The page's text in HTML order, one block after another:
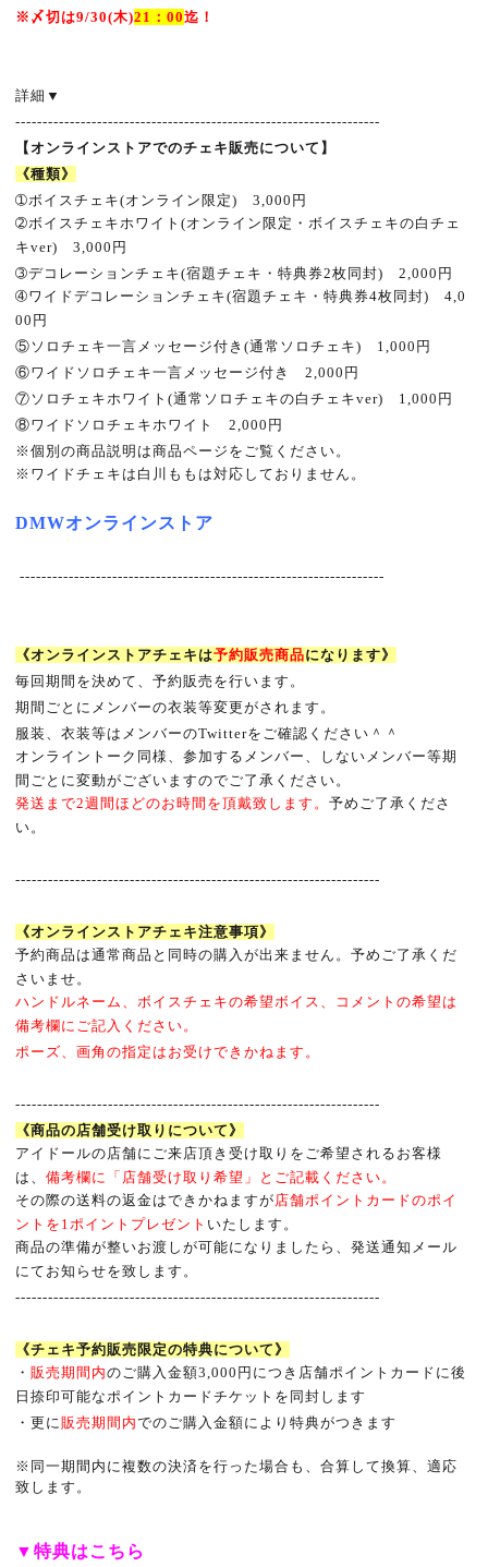
※ 〆切は9/30(木)21 ：00迄！
詳細 ▼
-------------------------------------------------------------------
【オンラインストアでのチェキ販売について】
《種類》
➀ボイスチェキ(オンライン限定) 3,000 円
➁ボイスチェキホワイト(オンライン限定・ボイスチェキの白チェ
キver) 3,000 円
➂デコレーションチェキ(宿題チェキ・特典券2枚同封) 2,000 円
➃ワイドデコレーションチェキ(宿題チェキ・特典券4枚同封)
4,0
00 円
⑤ ソロチェキ一言メッセージ付き(通常ソロチェキ) 1,000 円
⑥ワイドソロチェキ一言メッセージ付き2,000 円
⑦ ソロチェキホワイト(通常ソロチェキの白チェキver) 1,000 円
⑧ワイドソロチェキホワイト2,000 円
※個別の商品説明は商品ページをご覧ください。
※ ワイドチェキは白川ももは対応しておりません。
DMWオンラインストア
-------------------------------------------------------------------
《オンラインストアチェキは予約販売商品になります》
毎回期間を決めて、予約販売を行います。
期間ごとにメンバーの衣装等変更がされます。
服装、衣装等はメンバーのTwitterをご確認ください＾＾
オンライントーク同様、参加するメンバー、しないメンバー等期
間ごとに変動がございますのでご了承ください。
発送まで2週間ほどのお時間を頂戴致します。予めご了承くださ
い。
-------------------------------------------------------------------
《オンラインストアチェキ注意事項》
予約商品は通常商品と同時の購入が出来ません。予めご了承くだ
さいませ。
ハンドルネーム、ボイスチェキの希望ボイス、コメントの希望は
備考欄にご記入ください。
ポーズ、画角の指定はお受けできかねます。
-------------------------------------------------------------------
《商品の店舗受け取りについて》
アイドールの店舗にご来店頂き受け取りをご希望されるお客様
は、備考欄に「店舗受け取り希望」とご記載ください。
その際の送料の返金はできかねますが店舗ポイントカードのポイ
ントを 1ポイントプレゼント いたします。
商品の準備が整いお渡しが可能になりましたら、発送通知メール
にてお知らせを致します。
-------------------------------------------------------------------
《チェキ予約販売限定の特典について》
・販売期間内のご購入金額3,000 円につき店舗ポイントカードに後
日捺印可能なポイントカードチケットを同封します
・更に販売期間内でのご購入金額により特典がつきます
※ 同一期間内に複数の決済を行った場合も、合算して換算、適応
致します。
▼特典はこちら